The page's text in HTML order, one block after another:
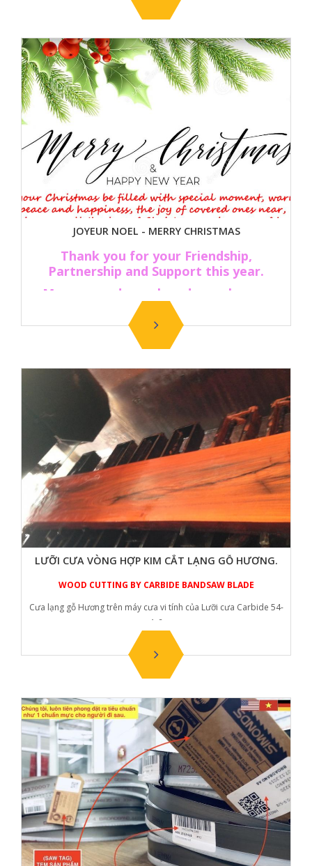
JOYEUR NOEL - MERRY CHRISTMAS
Thank you for your Friendship,
Partnership and Support this year.
May you and your loved ones have a
wonderful Holiday Season.
LƯỠI CƯA VÒNG HỢP KIM CẮT LẠNG GỖ HƯƠNG.
WOOD CUTTING BY CARBIDE BANDSAW BLADE
Cưa lạng gỗ Hương trên máy cưa vi tính của Lưỡi cưa Carbide 54-
1.6
0988 148 466